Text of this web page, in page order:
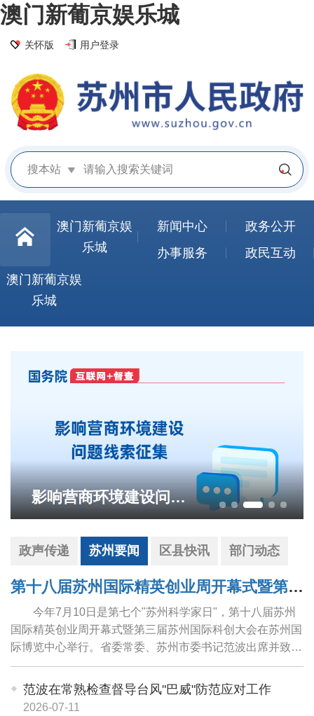
澳门新葡京娱乐城
关怀版 用户登录
搜本站
澳门新葡京娱
乐城
新闻中心
政务公开
办事服务
政民互动
澳门新葡京娱
乐城
影响营商环境建设问题线索征集
政声传递 苏州要闻 区县快讯 部门动态
第十八届苏州国际精英创业周开幕式暨第三届苏州国际科创大会举行 范波赵岩致辞 王维主持
今年7月10日是第七个"苏州科学家日"，第十八届苏州
国际精英创业周开幕式暨第三届苏州国际科创大会在苏州国
际博览中心举行。省委常委、苏州市委书记范波出席并致
辞，副省长赵岩视频致辞，教育部留学服务中心党委书记、
主任李智致辞。市委副书记、市长王维主持...
范波在常熟检查督导台风"巴威"防范应对工作
2026-07-11